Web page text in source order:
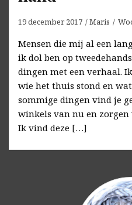
19 december 2017 Maris
Mensen die mij al een
ik dol ben op
dingen met een verhaal.
wie het thuis stond en
sommige dingen vind je
winkels van nu en
Ik vind deze […]